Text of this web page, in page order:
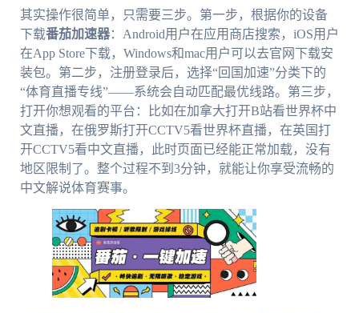
其实操作很简单，只需要三步。第一步，根据你的设备
下载番茄加速器：Android用户在应用商店搜索，iOS用户
在App Store下载，Windows和mac用户可以去官网下载安
装包。第二步，注册登录后，选择“回国加速”分类下的
“体育直播专线”——系统会自动匹配最优线路。第三步，
打开你想观看的平台：比如在加拿大打开B站看世界杯中
文直播，在俄罗斯打开CCTV5看世界杯直播，在英国打
开CCTV5看中文直播，此时页面已经能正常加载，没有
地区限制了。整个过程不到3分钟，就能让你享受流畅的
中文解说体育赛事。